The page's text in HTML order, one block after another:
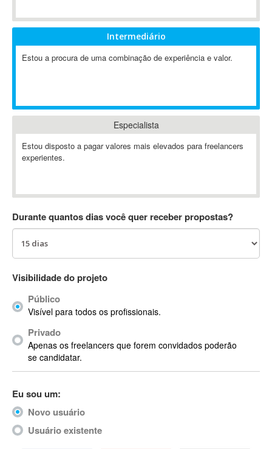
ABAP
Abaqus
ABBYY FineReader
Ableton
Ableton Push
Abstract
AC3
ACID Pro
ACPI
Acrobat
Acrobat X
Acronis
ACT
Actimize
ActionScript
ActionScript 3
Intermediário
Estou a procura de uma combinação de experiência e valor.
Especialista
Estou disposto a pagar valores mais elevados para freelancers
experientes.
Durante quantos dias você quer receber propostas?
Visibilidade do projeto
Público
Visível para todos os profissionais.
Privado
Apenas os freelancers que forem convidados poderão
se candidatar.
Eu sou um:
Novo usuário
Usuário existente